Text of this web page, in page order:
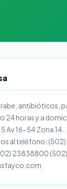
antibióticos,
24 horas y a
Av 16-54 Zona 14..
al teléfono:
23838800